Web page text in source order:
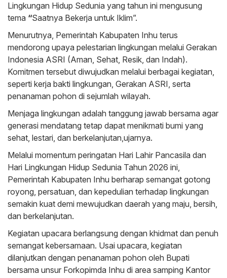
Lingkungan Hidup Sedunia yang tahun ini mengusung
tema “Saatnya Bekerja untuk Iklim”.
Menurutnya, Pemerintah Kabupaten Inhu terus
mendorong upaya pelestarian lingkungan melalui Gerakan
Indonesia ASRI (Aman, Sehat, Resik, dan Indah).
Komitmen tersebut diwujudkan melalui berbagai kegiatan,
seperti kerja bakti lingkungan, Gerakan ASRI, serta
penanaman pohon di sejumlah wilayah.
Menjaga lingkungan adalah tanggung jawab bersama agar
generasi mendatang tetap dapat menikmati bumi yang
sehat, lestari, dan berkelanjutan,ujarnya.
Melalui momentum peringatan Hari Lahir Pancasila dan
Hari Lingkungan Hidup Sedunia Tahun 2026 ini,
Pemerintah Kabupaten Inhu berharap semangat gotong
royong, persatuan, dan kepedulian terhadap lingkungan
semakin kuat demi mewujudkan daerah yang maju, bersih,
dan berkelanjutan.
Kegiatan upacara berlangsung dengan khidmat dan penuh
semangat kebersamaan. Usai upacara, kegiatan
dilanjutkan dengan penanaman pohon oleh Bupati
bersama unsur Forkopimda Inhu di area samping Kantor